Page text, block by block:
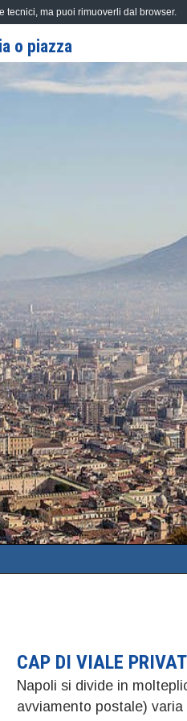
o piazza
CAP DI VIALE
Napoli si divide in
avviamento postale) varia
tecnici, ma puoi rimuoverli dal browser.